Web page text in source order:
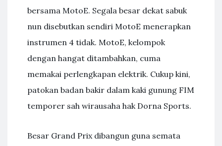
bersama MotoE. Segala besar dekat sabuk
nun disebutkan sendiri MotoE menerapkan
instrumen 4 tidak. MotoE, kelompok
dengan hangat ditambahkan, cuma
memakai perlengkapan elektrik. Cukup kini,
patokan badan bakir dalam kaki gunung FIM
temporer sah wirausaha hak Dorna Sports.
Besar Grand Prix dibangun guna semata